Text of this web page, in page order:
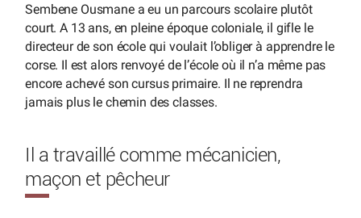
Sembene Ousmane a eu un parcours scolaire plutôt
court. A 13 ans, en pleine époque coloniale, il gifle le
directeur de son école qui voulait l’obliger à apprendre le
corse. Il est alors renvoyé de l’école où il n’a même pas
encore achevé son cursus primaire. Il ne reprendra
jamais plus le chemin des classes.
Il a travaillé comme mécanicien,
maçon et pêcheur